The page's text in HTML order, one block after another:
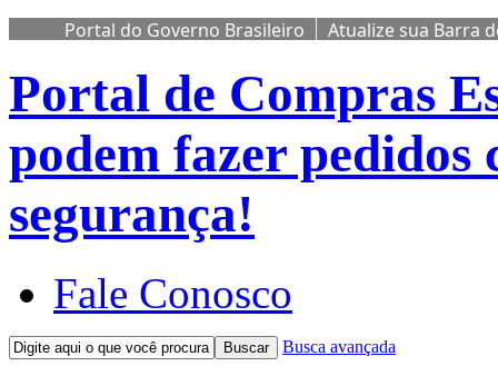
Portal do Governo Brasileiro Atualize sua Barra
Portal de Compras
podem fazer pedidos
segurança!
Fale Conosco
Buscar Busca avançada